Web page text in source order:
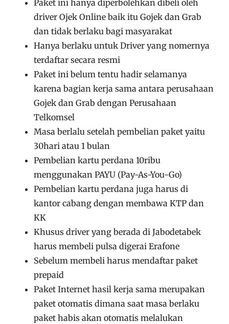
Paket ini hanya diperbolehkan dibeli oleh
driver Ojek Online baik itu Gojek dan Grab
dan tidak berlaku bagi masyarakat
Hanya berlaku untuk Driver yang nomernya
terdaftar secara resmi
Paket ini belum tentu hadir selamanya
karena bagian kerja sama antara perusahaan
Gojek dan Grab dengan Perusahaan
Telkomsel
Masa berlalu setelah pembelian paket yaitu
30hari atau 1 bulan
Pembelian kartu perdana 10ribu
menggunakan PAYU (Pay-As-You-Go)
Pembelian kartu perdana juga harus di
kantor cabang dengan membawa KTP dan
KK
Khusus driver yang berada di Jabodetabek
harus membeli pulsa digerai Erafone
Sebelum membeli harus mendaftar paket
prepaid
Paket Internet hasil kerja sama merupakan
paket otomatis dimana saat masa berlaku
paket habis akan otomatis melalukan